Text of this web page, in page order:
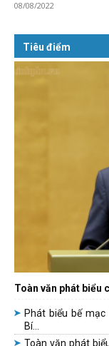
08/08/2022
Tiêu điểm
Toàn văn phát biểu
Phát biểu bế
Bí...
Toàn văn phát